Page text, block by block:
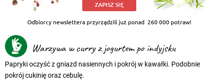
ZAPISZ SIĘ
Odbiorcy newslettera przyrządzili już ponad 260 000 potraw!
Warzywa w curry z jogurtem po indyjsku
Papryki oczyść z gniazd nasiennych i pokrój w kawałki. Podobnie
pokrój cukinię oraz cebulę.